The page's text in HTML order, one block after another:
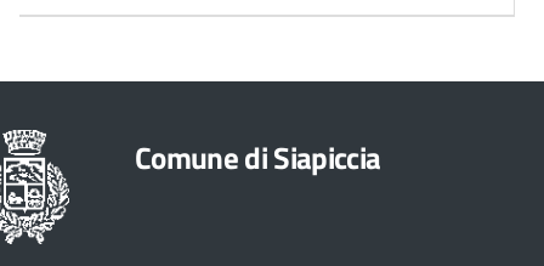
Comune di Siapiccia